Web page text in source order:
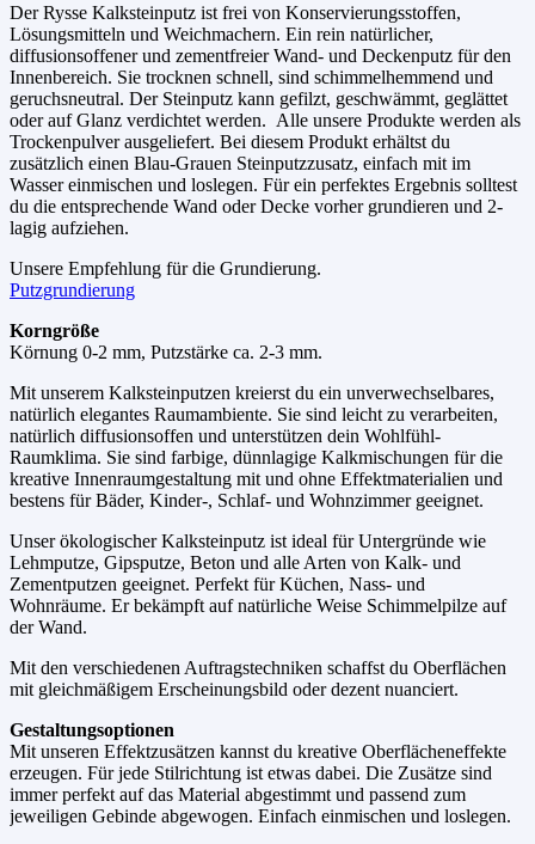
Der Rysse Kalksteinputz ist frei von Konservierungsstoffen,
Lösungsmitteln und Weichmachern. Ein rein natürlicher,
diffusionsoffener und zementfreier Wand- und Deckenputz für den
Innenbereich. Sie trocknen schnell, sind schimmelhemmend und
geruchsneutral. Der Steinputz kann gefilzt, geschwämmt, geglättet
oder auf Glanz verdichtet werden. Alle unsere Produkte werden als
Trockenpulver ausgeliefert. Bei diesem Produkt erhältst du
zusätzlich einen Blau-Grauen Steinputzzusatz, einfach mit im
Wasser einmischen und loslegen. Für ein perfektes Ergebnis solltest
du die entsprechende Wand oder Decke vorher grundieren und 2-
lagig aufziehen.
Unsere Empfehlung für die Grundierung.
Putzgrundierung
Korngröße
Körnung 0-2 mm, Putzstärke ca. 2-3 mm.
Mit unserem Kalksteinputzen kreierst du ein unverwechselbares,
natürlich elegantes Raumambiente. Sie sind leicht zu verarbeiten,
natürlich diffusionsoffen und unterstützen dein Wohlfühl-
Raumklima. Sie sind farbige, dünnlagige Kalkmischungen für die
kreative Innenraumgestaltung mit und ohne Effektmaterialien und
bestens für Bäder, Kinder-, Schlaf- und Wohnzimmer geeignet.
Unser ökologischer Kalksteinputz ist ideal für Untergründe wie
Lehmputze, Gipsputze, Beton und alle Arten von Kalk- und
Zementputzen geeignet. Perfekt für Küchen, Nass- und
Wohnräume. Er bekämpft auf natürliche Weise Schimmelpilze auf
der Wand.
Mit den verschiedenen Auftragstechniken schaffst du Oberflächen
mit gleichmäßigem Erscheinungsbild oder dezent nuanciert.
Gestaltungsoptionen
Mit unseren Effektzusätzen kannst du kreative Oberflächeneffekte
erzeugen. Für jede Stilrichtung ist etwas dabei. Die Zusätze sind
immer perfekt auf das Material abgestimmt und passend zum
jeweiligen Gebinde abgewogen. Einfach einmischen und loslegen.